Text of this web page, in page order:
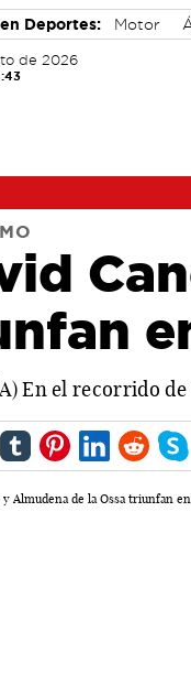
Deportes: Motor
de 2026
En el recorrido